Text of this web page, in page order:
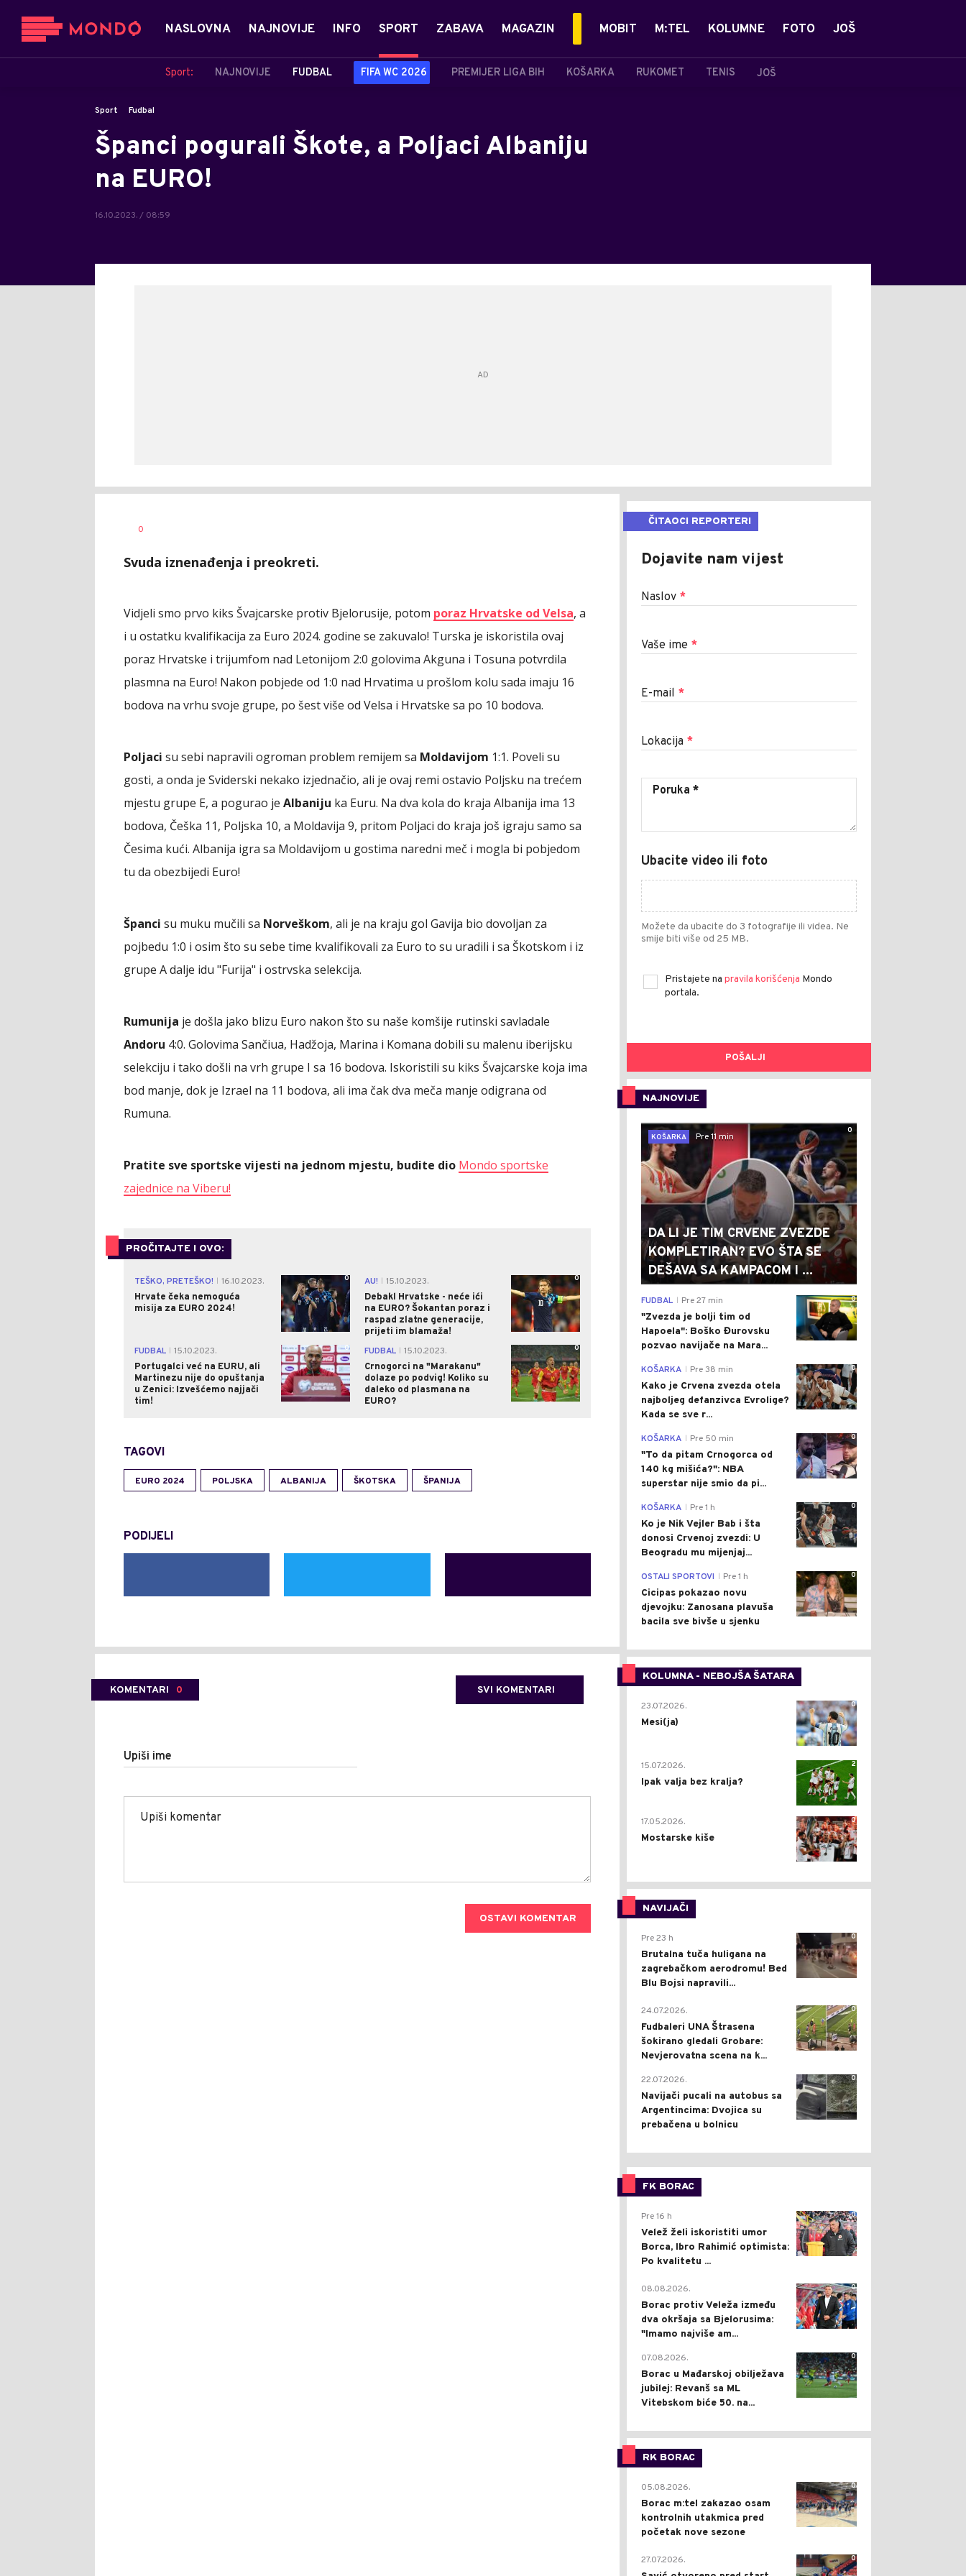
NASLOVNA NAJNOVIJE INFO SPORT
Sport: NAJNOVIJE FUDBAL FIFA WC 2026 PREMIJER LIGA BIH KOŠARKA RUKOMET TENIS JOŠ
ZABAVA MAGAZIN MOBIT M:TEL KOLUMNE FOTO JOŠ
Sport Fudbal
Španci pogurali Škote, a Poljaci Albaniju
na EURO!
16.10.2023. / 08:59
AUTOR
0
Svuda iznenađenja i preokreti.
Vidjeli smo prvo kiks Švajcarske protiv Bjelorusije, potom poraz Hrvatske od Velsa, a
i u ostatku kvalifikacija za Euro 2024. godine se zakuvalo! Turska je iskoristila ovaj
poraz Hrvatske i trijumfom nad Letonijom 2:0 golovima Akguna i Tosuna potvrdila
plasmna na Euro! Nakon pobjede od 1:0 nad Hrvatima u prošlom kolu sada imaju 16
bodova na vrhu svoje grupe, po šest više od Velsa i Hrvatske sa po 10 bodova.
Poljaci su sebi napravili ogroman problem remijem sa Moldavijom 1:1. Poveli su
gosti, a onda je Sviderski nekako izjednačio, ali je ovaj remi ostavio Poljsku na trećem
mjestu grupe E, a pogurao je Albaniju ka Euru. Na dva kola do kraja Albanija ima 13
bodova, Češka 11, Poljska 10, a Moldavija 9, pritom Poljaci do kraja još igraju samo sa
Česima kući. Albanija igra sa Moldavijom u gostima naredni meč i mogla bi pobjedom
tu da obezbijedi Euro!
Španci su muku mučili sa Norveškom, ali je na kraju gol Gavija bio dovoljan za
pojbedu 1:0 i osim što su sebe time kvalifikovali za Euro to su uradili i sa Škotskom i iz
grupe A dalje idu "Furija" i ostrvska selekcija.
Rumunija je došla jako blizu Euro nakon što su naše komšije rutinski savladale
Andoru 4:0. Golovima Sančiua, Hadžoja, Marina i Komana dobili su malenu iberijsku
selekciju i tako došli na vrh grupe I sa 16 bodova. Iskoristili su kiks Švajcarske koja ima
bod manje, dok je Izrael na 11 bodova, ali ima čak dva meča manje odigrana od
Rumuna.
Pratite sve sportske vijesti na jednom mjestu, budite dio Mondo sportske
zajednice na Viberu!
PROČITAJTE I OVO:
TEŠKO, PRETEŠKO!
16.10.2023.
Hrvate čeka nemoguća
misija za EURO 2024!
0 AU!
15.10.2023.
Debakl Hrvatske - neće ići
na EURO? Šokantan poraz i
raspad zlatne generacije,
prijeti im blamaža!
0
FUDBAL
15.10.2023.
Portugalci već na EURU, ali
Martinezu nije do opuštanja
u Zenici: Izvešćemo najjači
tim!
0 FUDBAL
15.10.2023.
Crnogorci na "Marakanu"
dolaze po podvig! Koliko su
daleko od plasmana na
EURO?
0
TAGOVI
EURO 2024 POLJSKA ALBANIJA ŠKOTSKA ŠPANIJA
PODIJELI
KOMENTARI 0 SVI KOMENTARI
Upiši ime
OSTAVI KOMENTAR
ČITAOCI REPORTERI
Dojavite nam vijest
Naslov *
Vaše ime *
E-mail *
Lokacija *
Ubacite video ili foto
Možete da ubacite do 3 fotografije ili videa. Ne
smije biti više od 25 MB.
Pristajete na pravila korišćenja Mondo
portala.
POŠALJI
NAJNOVIJE
0
KOŠARKA
Pre 11 min
DA LI JE TIM CRVENE ZVEZDE
KOMPLETIRAN? EVO ŠTA SE
DEŠAVA SA KAMPACOM I ...
0
FUDBAL Pre 27 min
"Zvezda je bolji tim od
Hapoela": Boško Đurovsku
pozvao navijače na Mara...
0
KOŠARKA Pre 38 min
Kako je Crvena zvezda otela
najboljeg defanzivca Evrolige?
Kada se sve r...
0
KOŠARKA Pre 50 min
"To da pitam Crnogorca od
140 kg mišića?": NBA
superstar nije smio da pi...
0
KOŠARKA Pre 1 h
Ko je Nik Vejler Bab i šta
donosi Crvenoj zvezdi: U
Beogradu mu mijenjaj...
0
OSTALI SPORTOVI Pre 1 h
Cicipas pokazao novu
djevojku: Zanosana plavuša
bacila sve bivše u sjenku
KOLUMNA - NEBOJŠA ŠATARA
0
23.07.2026.
Mesi(ja)
2
15.07.2026.
Ipak valja bez kralja?
0
17.05.2026.
Mostarske kiše
NAVIJAČI
0
Pre 23 h
Brutalna tuča huligana na
zagrebačkom aerodromu! Bed
Blu Bojsi napravili...
0
24.07.2026.
Fudbaleri UNA Štrasena
šokirano gledali Grobare:
Nevjerovatna scena na k...
0
22.07.2026.
Navijači pucali na autobus sa
Argentincima: Dvojica su
prebačena u bolnicu
FK BORAC
0
Pre 16 h
Velež želi iskoristiti umor
Borca, Ibro Rahimić optimista:
Po kvalitetu ...
0
08.08.2026.
Borac protiv Veleža između
dva okršaja sa Bjelorusima:
"Imamo najviše am...
0
07.08.2026.
Borac u Mađarskoj obilježava
jubilej: Revanš sa ML
Vitebskom biće 50. na...
RK BORAC
0
05.08.2026.
Borac m:tel zakazao osam
kontrolnih utakmica pred
početak nove sezone
0
27.07.2026.